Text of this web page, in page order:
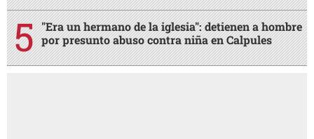
"Era un hermano de la iglesia": detienen a hombre
por presunto abuso contra niña en Calpules